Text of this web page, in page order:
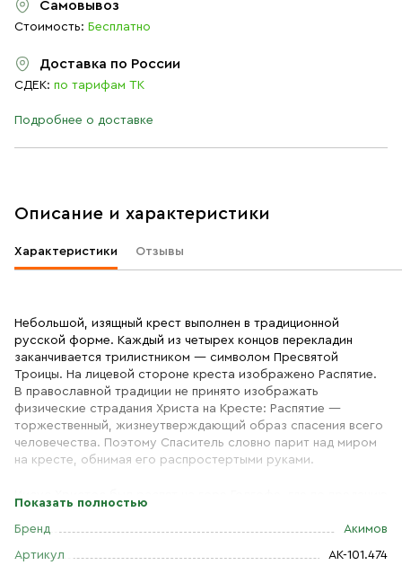
Самовывоз
Стоимость: Бесплатно
Доставка по России
СДЕК: по тарифам ТК
Подробнее о доставке
Описание и характеристики
Характеристики Отзывы
Небольшой, изящный крест выполнен в традиционной
русской форме. Каждый из четырех концов перекладин
заканчивается трилистником — символом Пресвятой
Троицы. На лицевой стороне креста изображено Распятие.
В православной традиции не принято изображать
физические страдания Христа на Кресте: Распятие —
торжественный, жизнеутверждающий образ спасения всего
человечества. Поэтому Спаситель словно парит над миром
на кресте, обнимая его распростертыми руками.
всегда изображается пещера с его черепом. Сзади Креста
одновременно, символ Небесного. Умерев и воскреснув на
Показать полностью
Бренд Акимов
Артикул АК-101.474